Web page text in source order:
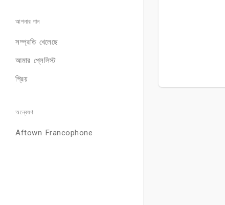
আপনার গান
সম্প্রতি খেলেছে
আমার প্লেলিস্ট
প্রিয়
অন্বেষণ
Aftown Francophone